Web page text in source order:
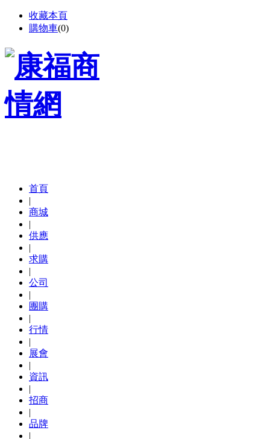
收藏本頁
購物車(0)
首頁
|
商城
|
供應
|
求購
|
公司
|
團購
|
行情
|
展會
|
資訊
|
招商
|
品牌
|